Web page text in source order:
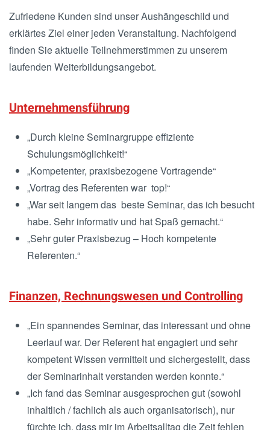
Zufriedene Kunden sind unser Aushängeschild und
erklärtes Ziel einer jeden Veranstaltung. Nachfolgend
finden Sie aktuelle Teilnehmerstimmen zu unserem
laufenden Weiterbildungsangebot.
Unternehmensführung
„Durch kleine Seminargruppe effiziente
Schulungsmöglichkeit!“
„Kompetenter, praxisbezogene Vortragende“
„Vortrag des Referenten war top!“
„War seit langem das beste Seminar, das ich besucht
habe. Sehr informativ und hat Spaß gemacht.“
„Sehr guter Praxisbezug – Hoch kompetente
Referenten.“
Finanzen, Rechnungswesen und Controlling
„Ein spannendes Seminar, das interessant und ohne
Leerlauf war. Der Referent hat engagiert und sehr
kompetent Wissen vermittelt und sichergestellt, dass
der Seminarinhalt verstanden werden konnte.“
„Ich fand das Seminar ausgesprochen gut (sowohl
inhaltlich / fachlich als auch organisatorisch), nur
fürchte ich, dass mir im Arbeitsalltag die Zeit fehlen